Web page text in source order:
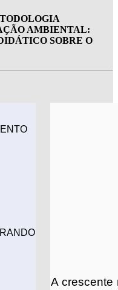
AMBIENTAL:
SOBRE O
A crescente